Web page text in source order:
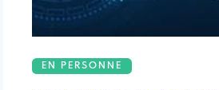
EN PERSONNE